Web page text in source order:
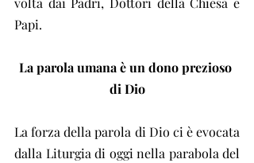
Papi.
La parola umana è un dono prezioso
di Dio
La forza della parola di Dio ci è evocata
dalla Liturgia di oggi nella parabola del